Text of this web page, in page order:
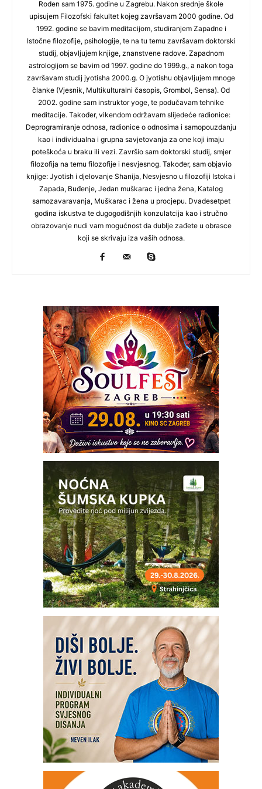
Rođen sam 1975. godine u Zagrebu. Nakon srednje škole
upisujem Filozofski fakultet kojeg završavam 2000 godine. Od
1992. godine se bavim meditacijom, studiranjem Zapadne i
Istočne filozofije, psihologije, te na tu temu završavam doktorski
studij, objavljujem knjige, znanstvene radove. Zapadnom
astrologijom se bavim od 1997. godine do 1999.g., a nakon toga
završavam studij jyotisha 2000.g. O jyotishu objavljujem mnoge
članke (Vjesnik, Multikulturalni časopis, Grombol, Sensa). Od
2002. godine sam instruktor yoge, te podučavam tehnike
meditacije. Također, vikendom održavam slijedeće radionice:
Deprogramiranje odnosa, radionice o odnosima i samopouzdanju
kao i individualna i grupna savjetovanja za one koji imaju
poteškoća u braku ili vezi. Završio sam doktorski studij, smjer
filozofija na temu filozofije i nesvjesnog. Također, sam objavio
knjige: Jyotish i djelovanje Shanija, Nesvjesno u filozofiji Istoka i
Zapada, Buđenje, Jedan muškarac i jedna žena, Katalog
samozavaravanja, Muškarac i žena u procjepu. Dvadesetpet
godina iskustva te dugogodišnjih konzulatcija kao i stručno
obrazovanje nudi vam mogućnost da dublje zađete u obrasce
koji se skrivaju iza vaših odnosa.